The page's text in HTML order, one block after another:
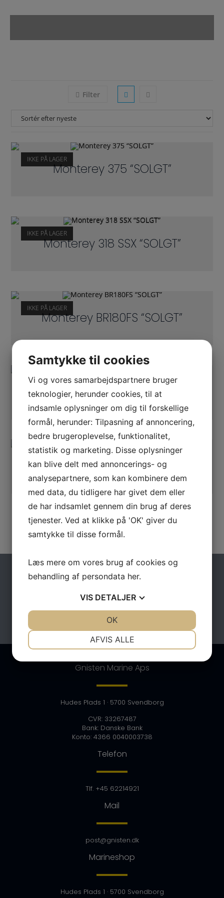
Filter
IKKE PÅ LAGER
Monterey 375 “SOLGT”
IKKE PÅ LAGER
Monterey 318 SSX “SOLGT”
IKKE PÅ LAGER
Monterey BR180FS “SOLGT”
IKKE PÅ LAGER
Monterey 250 “SOLGT”
IKKE PÅ LAGER
Galeon 390 HT “SOLGT”
1 2
Gnisten Marine Aps
Hudes Plads 1 · 5700 Svendborg
CVR: 33267487
Bank: Danske Bank
Konto: 4366 0040003738
Telefon
Tlf. +45 62214921
Mail
post@gnisten.dk
Marineshop
Hudes Plads 1 · 5700 Svendborg
Samtykke til cookies
Vi og vores samarbejdspartnere bruger
teknologier, herunder cookies, til at
indsamle oplysninger om dig til forskellige
formål, herunder: Tilpasning af annoncering,
bedre brugeroplevelse, funktionalitet,
statistik og marketing. Disse oplysninger
kan blive delt med annoncerings- og
analysepartnere, som kan kombinere dem
med data, du tidligere har givet dem eller
de har indsamlet gennem din brug af deres
tjenester. Ved at klikke på 'OK' giver du
samtykke til disse formål.
Læs mere om vores brug af cookies og
behandling af persondata her.
VIS DETALJER
MARKETING STATISTIK
AFVIS ALLE
OK